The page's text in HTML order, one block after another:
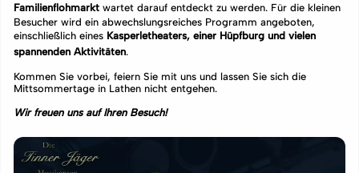
Familienflohmarkt wartet darauf entdeckt zu werden. Für die kleinen
Besucher wird ein abwechslungsreiches Programm angeboten,
einschließlich eines Kasperletheaters, einer Hüpfburg und vielen
spannenden Aktivitäten.
Kommen Sie vorbei, feiern Sie mit uns und lassen Sie sich die
Mittsommertage in Lathen nicht entgehen.
Wir freuen uns auf Ihren Besuch!